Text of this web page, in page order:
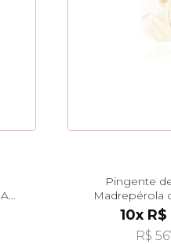
Pingente
Madrepérola
10x
R$